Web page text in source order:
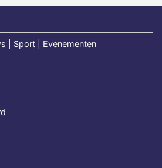
| Sport | Evenementen